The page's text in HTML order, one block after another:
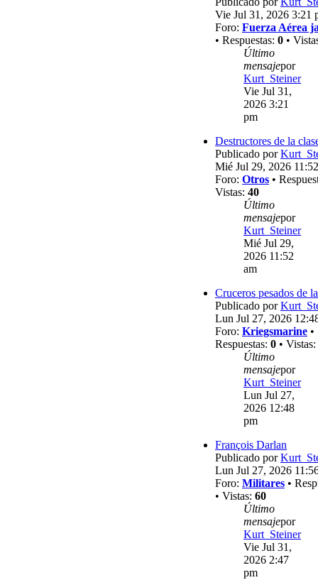
Vie Jul 31, 2026 3:21
Foro: Fuerza Aérea
• Respuestas: 0 •
Último
mensajepor
Kurt_Steiner
Vie Jul 31,
2026 3:21
pm
Destructores de la
Publicado por
Mié Jul 29, 2026
Foro: Otros •
Vistas: 40
Último
mensajepor
Kurt_Steiner
Mié Jul 29,
2026 11:52
am
Cruceros pesados de
Publicado por
Lun Jul 27, 2026
Foro: Kriegsmarine •
Respuestas: 0 • Vistas:
Último
mensajepor
Kurt_Steiner
Lun Jul 27,
2026 12:48
pm
François Darlan
Publicado por
Lun Jul 27, 2026
Foro: Militares •
• Vistas: 60
Último
mensajepor
Kurt_Steiner
Vie Jul 31,
2026 2:47
pm